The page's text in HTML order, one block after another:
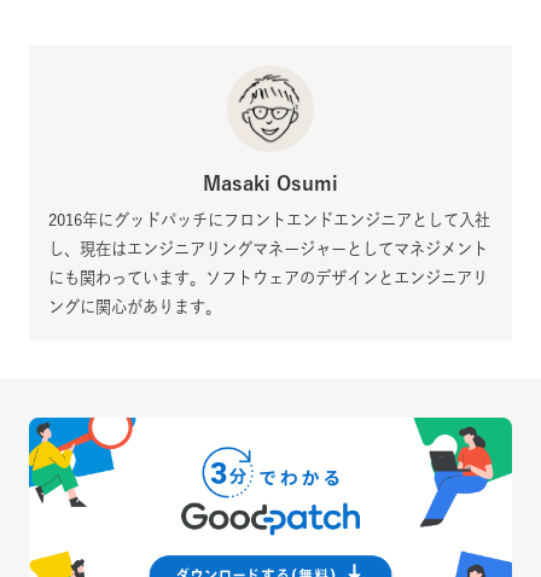
Masaki Osumi
2016年にグッドパッチにフロントエンドエンジニアとして入社
し、現在はエンジニアリングマネージャーとしてマネジメント
にも関わっています。ソフトウェアのデザインとエンジニアリ
ングに関心があります。